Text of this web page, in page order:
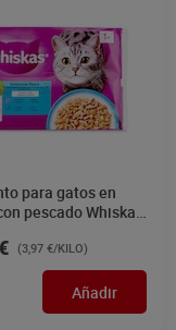
para gatos en
pescado Whiskas
(3,97 €/KILO)
Añadir